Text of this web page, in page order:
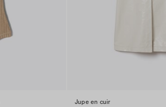
Jupe en cuir